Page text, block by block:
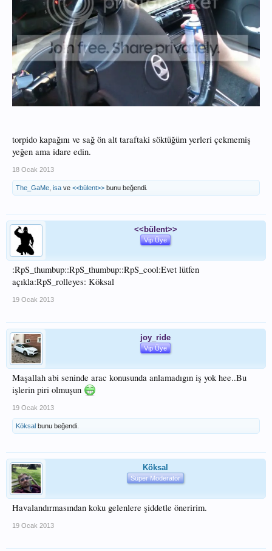
torpido kapağını ve sağ ön alt taraftaki söktüğüm yerleri çekmemiş
yeğen ama idare edin.
18 Ocak 2013
The_GaMe isa ve <<bülent>> bunu beğendi.
<<bülent>>
Vip Üye
:RpS_thumbup::RpS_thumbup::RpS_cool:Evet lütfen
açıkla:RpS_rolleyes: Köksal
19 Ocak 2013
joy_ride
Vip Üye
Maşallah abi seninde arac konusunda anlamadıgın iş yok hee..Bu
işlerin piri olmuşun
19 Ocak 2013
Köksal bunu beğendi.
Köksal
Süper Moderatör
Havalandırmasından koku gelenlere şiddetle öneririm.
19 Ocak 2013